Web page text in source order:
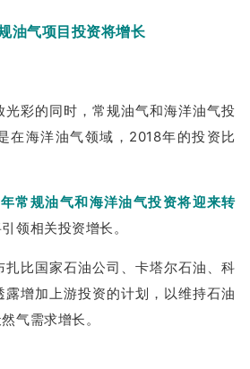
油气项目投资将增长
彩的同时，常规油气和海洋油气投
在海洋油气领域，2018年的投资比
常规油气和海洋油气投资将迎来转
领相关投资增长。
扎比国家石油公司、卡塔尔石油、科
露增加上游投资的计划，以维持石油
气需求增长。